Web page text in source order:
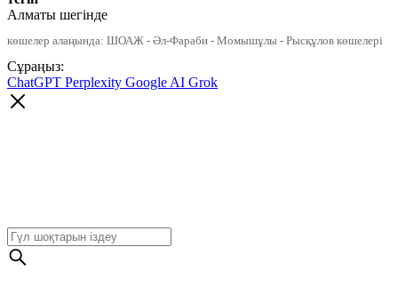
Алматы шегінде
көшелер алаңында: ШОАЖ - Әл-Фараби - Момышұлы - Рысқұлов көшелері
Сұраңыз:
ChatGPT Perplexity Google AI Grok